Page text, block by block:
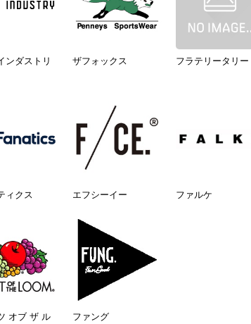
ンダストリ
ザフォックス フラテリータリー
ィクス エフシーイー ファルケ
オブ ザ ル ファング